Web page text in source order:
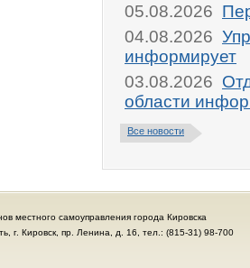
05.08.2026
04.08.2026
информирует
03.08.2026
области
Все новости
местного самоуправления города Кировска
г. Кировск, пр. Ленина, д. 16, тел.: (815-31) 98-700